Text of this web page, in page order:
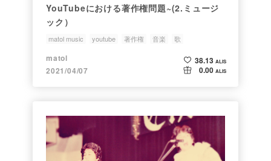
YouTubeにおける著作権問題~(2.ミュージ
ック）
matol music youtube 著作権 音楽 歌
matol
2021/04/07
38.13 ALIS
0.00 ALIS